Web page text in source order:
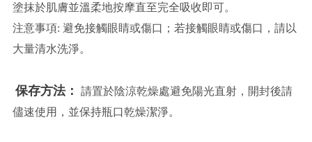
塗抹於肌膚並溫柔地按摩直至完全吸收即可。
注意事項: 避免接觸眼睛或傷口；若接觸眼睛或傷口，請以
大量清水洗淨。
保存方法：
請置於陰涼乾燥處避免陽光直射，開封後請
儘速使用，並保持瓶口乾燥潔淨。